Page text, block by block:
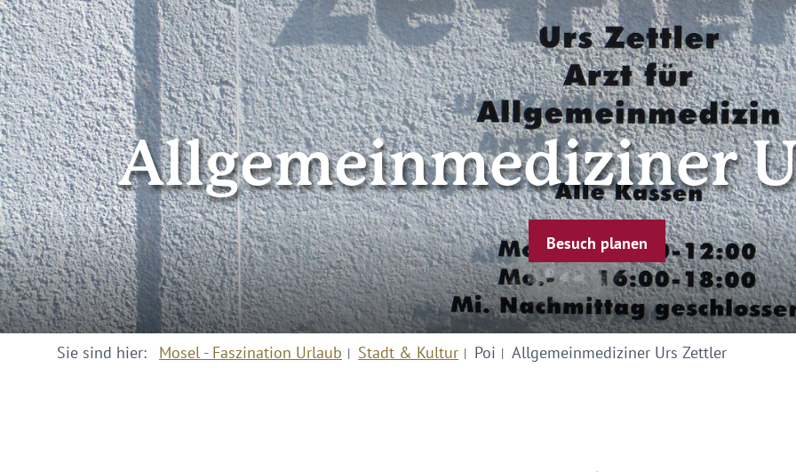
Allgemeinmediziner
Besuch planen
Sie sind hier: Mosel - Faszination Urlaub Stadt & Kultur Poi Allgemeinmediziner Urs Zettler